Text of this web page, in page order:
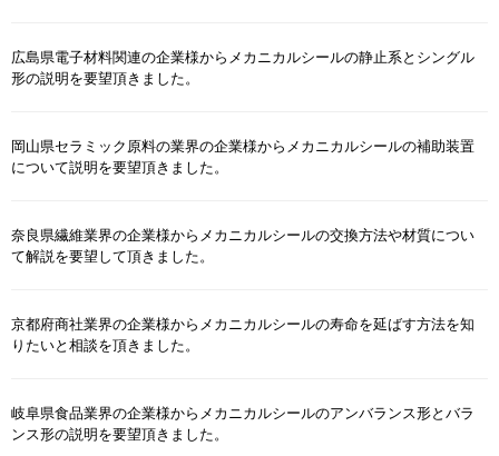
広島県電子材料関連の企業様からメカニカルシールの静止系とシングル
形の説明を要望頂きました。
岡山県セラミック原料の業界の企業様からメカニカルシールの補助装置
について説明を要望頂きました。
奈良県繊維業界の企業様からメカニカルシールの交換方法や材質につい
て解説を要望して頂きました。
京都府商社業界の企業様からメカニカルシールの寿命を延ばす方法を知
りたいと相談を頂きました。
岐阜県食品業界の企業様からメカニカルシールのアンバランス形とバラ
ンス形の説明を要望頂きました。